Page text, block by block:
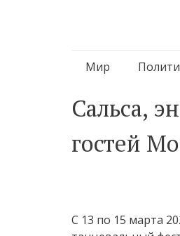
Перейти
содержимому
Мир
Сальса,
гостей
С 13 по 15 марта